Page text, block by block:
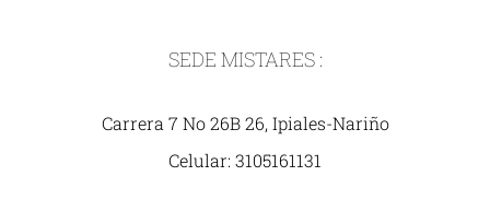
SEDE MISTARES :
Carrera 7 No 26B 26, Ipiales-Nariño
Celular: 3105161131